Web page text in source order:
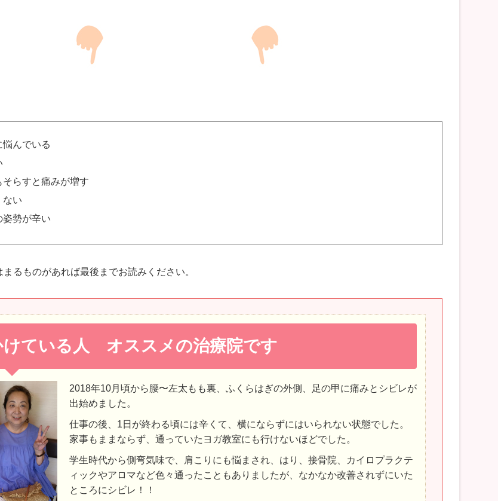
んでいる
そらすと痛みが増す
ない
姿勢が辛い
るものがあれば最後までお読みください。
けている人 オススメの治療院です
2018年10月頃から腰〜左太もも裏、ふくらはぎの外側、足の甲に痛みとシビレが
出始めました。
仕事の後、1日が終わる頃には辛くて、横にならずにはいられない状態でした。
家事もままならず、通っていたヨガ教室にも行けないほどでした。
学生時代から側弯気味で、肩こりにも悩まされ、はり、接骨院、カイロプラクテ
ィックやアロマなど色々通ったこともありましたが、なかなか改善されずにいた
ところにシビレ！！